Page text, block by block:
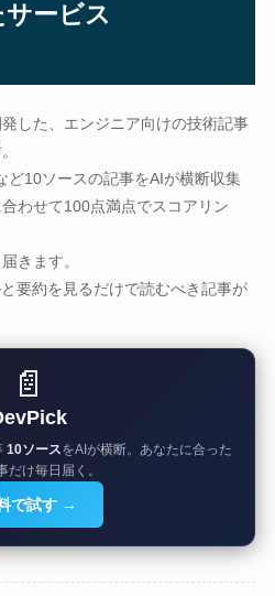
ービス
した、エンジニア向けの技術記事
ど10ソースの記事をAIが横断収集
わせて100点満点でスコアリン
きます。
要約を見るだけで読むべき記事が
📄
10ソースをAIが横断。あなたに合った
だけ毎日届く。
で試す →